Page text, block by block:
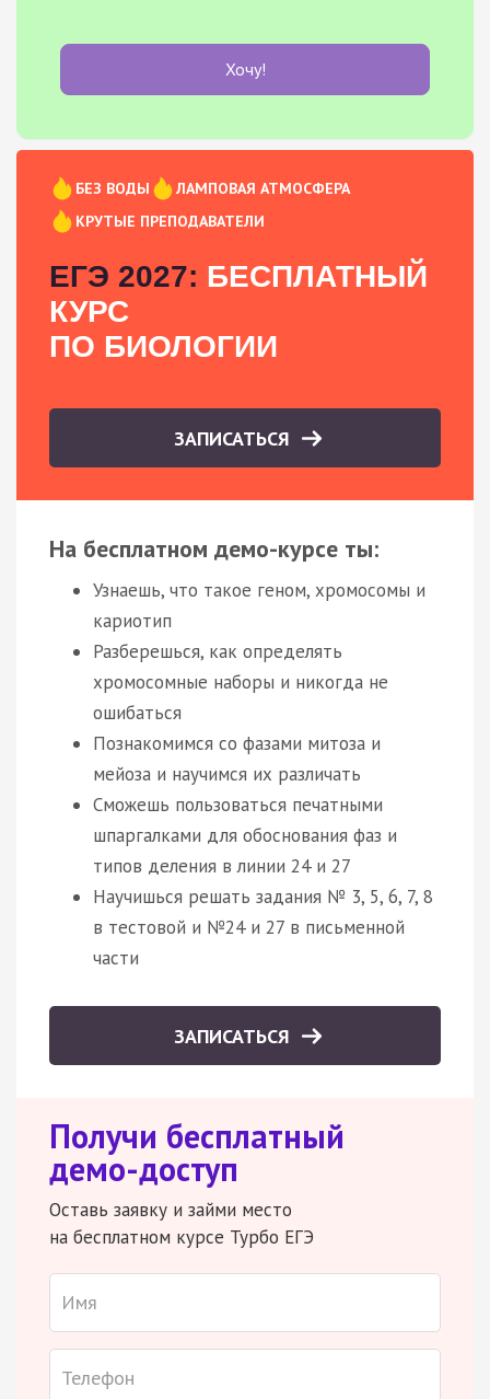
Хочу!
БЕЗ ВОДЫ
ЛАМПОВАЯ АТМОСФЕРА
КРУТЫЕ ПРЕПОДАВАТЕЛИ
ЕГЭ 2027: БЕСПЛАТНЫЙ
КУРС
ПО БИОЛОГИИ
ЗАПИСАТЬСЯ
На бесплатном демо-курсе ты:
Узнаешь, что такое геном, хромосомы и
кариотип
Разберешься, как определять
хромосомные наборы и никогда не
ошибаться
Познакомимся со фазами митоза и
мейоза и научимся их различать
Сможешь пользоваться печатными
шпаргалками для обоснования фаз и
типов деления в линии 24 и 27
Научишься решать задания № 3, 5, 6, 7, 8
в тестовой и №24 и 27 в письменной
части
ЗАПИСАТЬСЯ
Получи бесплатный
демо-доступ
Оставь заявку и займи место
на бесплатном курсе Турбо ЕГЭ